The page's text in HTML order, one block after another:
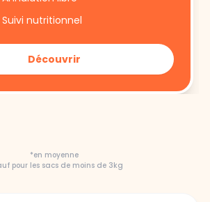
Suivi nutritionnel
Découvrir
*en moyenne
pour les sacs de moins de 3kg